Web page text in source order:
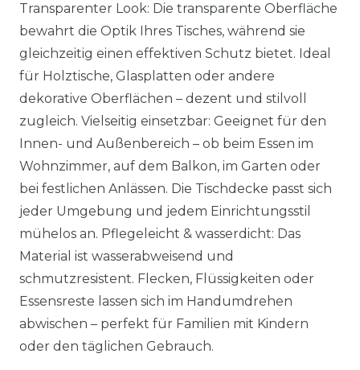
Transparenter Look: Die transparente Oberfläche
bewahrt die Optik Ihres Tisches, während sie
gleichzeitig einen effektiven Schutz bietet. Ideal
für Holztische, Glasplatten oder andere
dekorative Oberflächen – dezent und stilvoll
zugleich. Vielseitig einsetzbar: Geeignet für den
Innen- und Außenbereich – ob beim Essen im
Wohnzimmer, auf dem Balkon, im Garten oder
bei festlichen Anlässen. Die Tischdecke passt sich
jeder Umgebung und jedem Einrichtungsstil
mühelos an. Pflegeleicht & wasserdicht: Das
Material ist wasserabweisend und
schmutzresistent. Flecken, Flüssigkeiten oder
Essensreste lassen sich im Handumdrehen
abwischen – perfekt für Familien mit Kindern
oder den täglichen Gebrauch.